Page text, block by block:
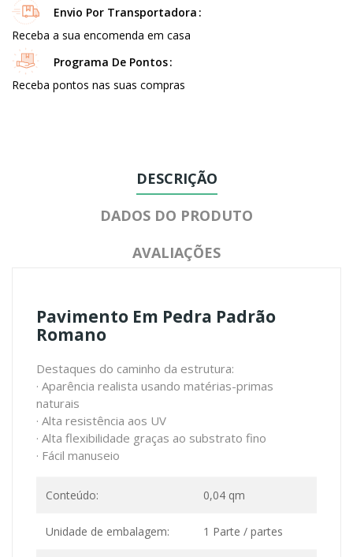
Envio Por Transportadora
Receba a sua encomenda em casa
Programa De Pontos
Receba pontos nas suas compras
DESCRIÇÃO
DADOS DO PRODUTO
AVALIAÇÕES
Pavimento Em Pedra Padrão
Romano
Destaques do caminho da estrutura:
· Aparência realista usando matérias-primas
naturais
· Alta resistência aos UV
· Alta flexibilidade graças ao substrato fino
· Fácil manuseio
Conteúdo: 0,04 qm
Unidade de embalagem: 1 Parte / partes